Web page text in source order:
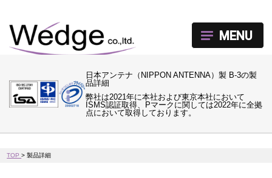
日本アンテナ（NIPPON ANTENNA）製 B-3の製
品詳細
弊社は2021年に本社および東京本社において
ISMS認証取得、Pマークに関しては2022年に全拠
点において取得しております。
MENU
TOP>製品詳細